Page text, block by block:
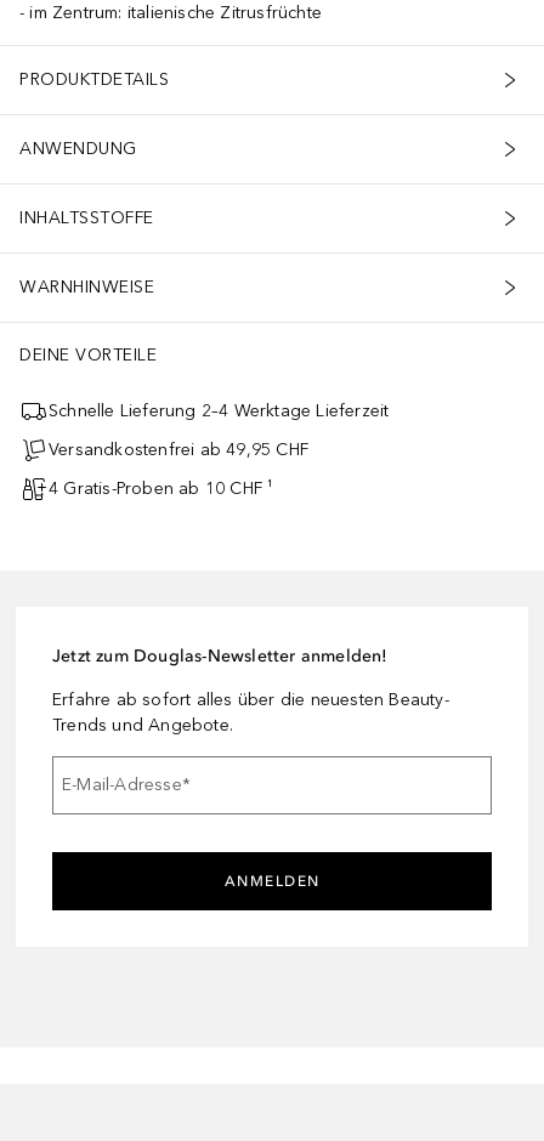
im Zentrum: italienische Zitrusfrüchte
PRODUKTDETAILS
ANWENDUNG
INHALTSSTOFFE
WARNHINWEISE
DEINE VORTEILE
Schnelle Lieferung 2–4 Werktage Lieferzeit
Versandkostenfrei ab 49,95 CHF
4 Gratis-Proben ab 10 CHF ¹
Jetzt zum Douglas-Newsletter anmelden!
Erfahre ab sofort alles über die neuesten Beauty-
Trends und Angebote.
E-Mail-Adresse*
ANMELDEN